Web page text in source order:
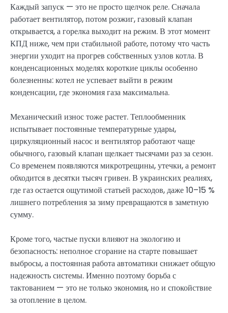
Каждый запуск — это не просто щелчок реле. Сначала
работает вентилятор, потом розжиг, газовый клапан
открывается, а горелка выходит на режим. В этот момент
КПД ниже, чем при стабильной работе, потому что часть
энергии уходит на прогрев собственных узлов котла. В
конденсационных моделях короткие циклы особенно
болезненны: котел не успевает выйти в режим
конденсации, где экономия газа максимальна.
Механический износ тоже растет. Теплообменник
испытывает постоянные температурные удары,
циркуляционный насос и вентилятор работают чаще
обычного, газовый клапан щелкает тысячами раз за сезон.
Со временем появляются микротрещины, утечки, а ремонт
обходится в десятки тысяч гривен. В украинских реалиях,
где газ остается ощутимой статьей расходов, даже 10–15 %
лишнего потребления за зиму превращаются в заметную
сумму.
Кроме того, частые пуски влияют на экологию и
безопасность: неполное сгорание на старте повышает
выбросы, а постоянная работа автоматики снижает общую
надежность системы. Именно поэтому борьба с
тактованием — это не только экономия, но и спокойствие
за отопление в целом.